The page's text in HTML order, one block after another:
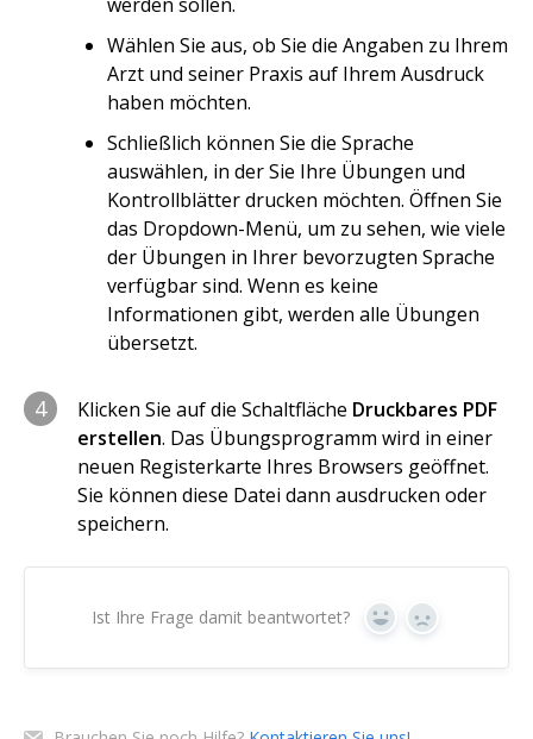
Wählen Sie aus, ob Sie die Angaben zu Ihrem
Arzt und seiner Praxis auf Ihrem Ausdruck
haben möchten.
Schließlich können Sie die Sprache
auswählen, in der Sie Ihre Übungen und
Kontrollblätter drucken möchten. Öffnen Sie
das Dropdown-Menü, um zu sehen, wie viele
der Übungen in Ihrer bevorzugten Sprache
verfügbar sind. Wenn es keine
Informationen gibt, werden alle Übungen
übersetzt.
4 Klicken Sie auf die Schaltfläche Druckbares PDF
erstellen. Das Übungsprogramm wird in einer
neuen Registerkarte Ihres Browsers geöffnet.
Sie können diese Datei dann ausdrucken oder
speichern.
Ist Ihre Frage damit beantwortet? Ja Nein